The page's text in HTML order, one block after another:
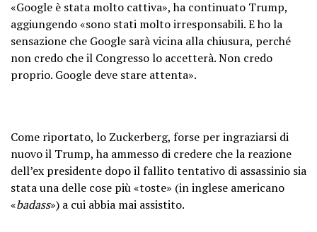
«Google è stata molto cattiva», ha continuato Trump,
aggiungendo «sono stati molto irresponsabili. E ho la
sensazione che Google sarà vicina alla chiusura, perché
non credo che il Congresso lo accetterà. Non credo
proprio. Google deve stare attenta».
Come riportato, lo Zuckerberg, forse per ingraziarsi di
nuovo il Trump, ha ammesso di credere che la reazione
dell’ex presidente dopo il fallito tentativo di assassinio sia
stata una delle cose più «toste» (in inglese americano
«badass») a cui abbia mai assistito.